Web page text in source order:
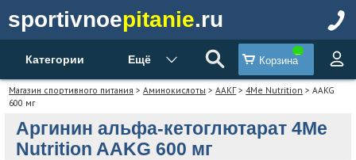
sportivnoepitanie.ru
Категории Ещё Корзина
Магазин спортивного питания >Аминокислоты >ААКГ>4Me Nutrition > AAKG
600 мг
Аргинин альфа-кетоглютарат 4Me
Nutrition AAKG 600 мг